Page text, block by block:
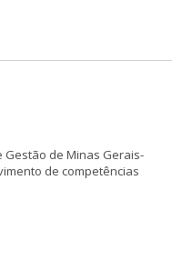
Gestão de Minas Ge­rais-
de competências